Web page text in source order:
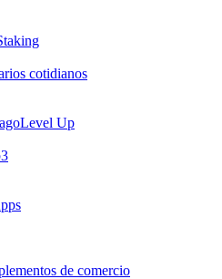
cotidianos
Level Up
de comercio